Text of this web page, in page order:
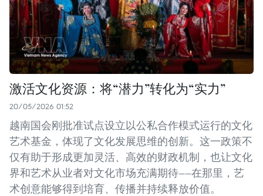
激活文化资源：将“潜力”转化为“实力”
20/05/2026 01:52
越南国会刚批准试点设立以公私合作模式运行的文化
艺术基金，体现了文化发展思维的创新。这一政策不
仅有助于形成更加灵活、高效的财政机制，也让文化
界和艺术从业者对文化市场充满期待——在那里，艺
术创意能够得到培育、传播并持续释放价值。